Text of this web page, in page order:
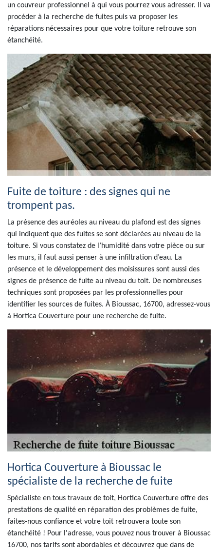
un couvreur professionnel à qui vous pourrez vous adresser. Il va
procéder à la recherche de fuites puis va proposer les
réparations nécessaires pour que votre toiture retrouve son
étanchéité.
Fuite de toiture : des signes qui ne
trompent pas.
La présence des auréoles au niveau du plafond est des signes
qui indiquent que des fuites se sont déclarées au niveau de la
toiture. Si vous constatez de l’humidité dans votre pièce ou sur
les murs, il faut aussi penser à une infiltration d’eau. La
présence et le développement des moisissures sont aussi des
signes de présence de fuite au niveau du toit. De nombreuses
techniques sont proposées par les professionnelles pour
identifier les sources de fuites. À Bioussac, 16700, adressez-vous
à Hortica Couverture pour une recherche de fuite.
Hortica Couverture à Bioussac le
spécialiste de la recherche de fuite
Spécialiste en tous travaux de toit, Hortica Couverture offre des
prestations de qualité en réparation des problèmes de fuite,
faites-nous confiance et votre toit retrouvera toute son
étanchéité ! Pour l'adresse, vous pouvez nous trouver à Bioussac
16700, nos tarifs sont abordables et découvrez que dans de